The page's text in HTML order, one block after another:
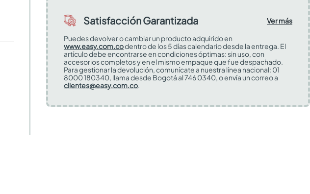
Satisfacción Garantizada
Ver más
Puedes devolver o cambiar un producto adquirido en
www.easy.com.codentro de los 5 días calendario desde la entrega. El
artículo debe encontrarse en condiciones óptimas: sin uso, con
accesorios completos y en el mismo empaque que fue despachado.
Para gestionar la devolución, comunícate a nuestra línea nacional: 01
8000 180340, llama desde Bogotá al 746 0340, o envía un correo a
clientes@easy.com.co.